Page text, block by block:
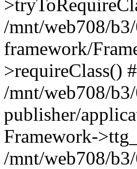
/mnt/web708/
framework/
>requireClass()
/mnt/web708/
publisher/
Framework-
/mnt/web708/